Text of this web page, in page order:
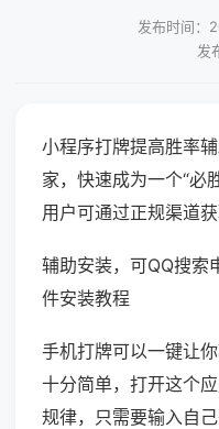
发布时间：
发
小程序打牌提高胜率
家，快速成为一个“必
用户可通过正规渠道获
辅助安装，可QQ搜
件安装教程
手机打牌可以一键让
十分简单，打开这个
规律，只需要输入自